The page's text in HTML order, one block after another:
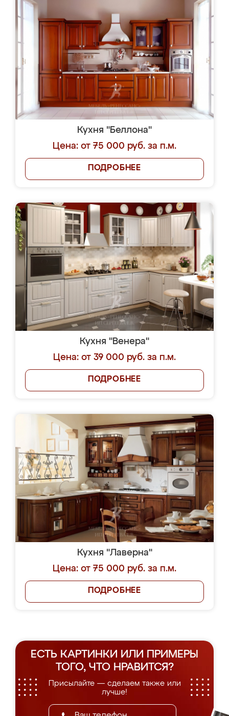
Кухня "Беллона"
Цена: от 75 000 руб. за п.м.
ПОДРОБНЕЕ
Кухня "Венера"
Цена: от 39 000 руб. за п.м.
ПОДРОБНЕЕ
Кухня "Лаверна"
Цена: от 75 000 руб. за п.м.
ПОДРОБНЕЕ
ЕСТЬ КАРТИНКИ ИЛИ ПРИМЕРЫ
ТОГО, ЧТО НРАВИТСЯ?
Присылайте — сделаем также или
лучше!